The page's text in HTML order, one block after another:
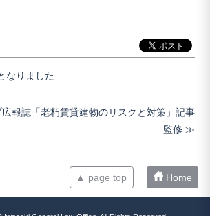
なりました
報誌「老朽賃貸建物のリスクと対策」記事
監修
▲ page top Home